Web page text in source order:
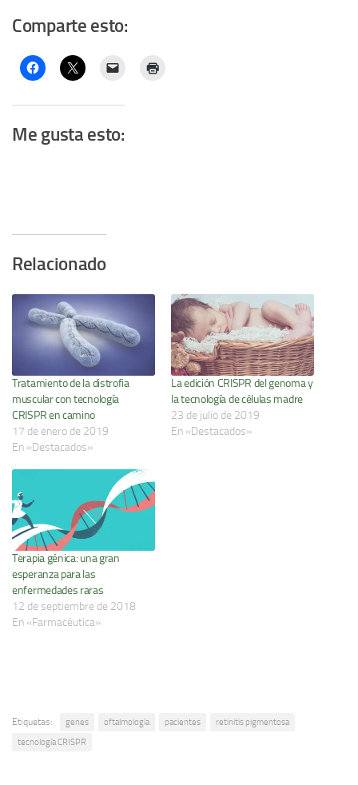
Comparte esto:
Me gusta esto:
Relacionado
Tratamiento de la distrofia
muscular con tecnología
CRISPR en camino
17 de enero de 2019
En «Destacados»
La edición CRISPR del genoma y
la tecnología de células madre
23 de julio de 2019
En «Destacados»
Terapia génica: una gran
esperanza para las
enfermedades raras
12 de septiembre de 2018
En «Farmacéutica»
Etiquetas: genes oftalmología pacientes
retinitis pigmentosa
tecnología CRISPR